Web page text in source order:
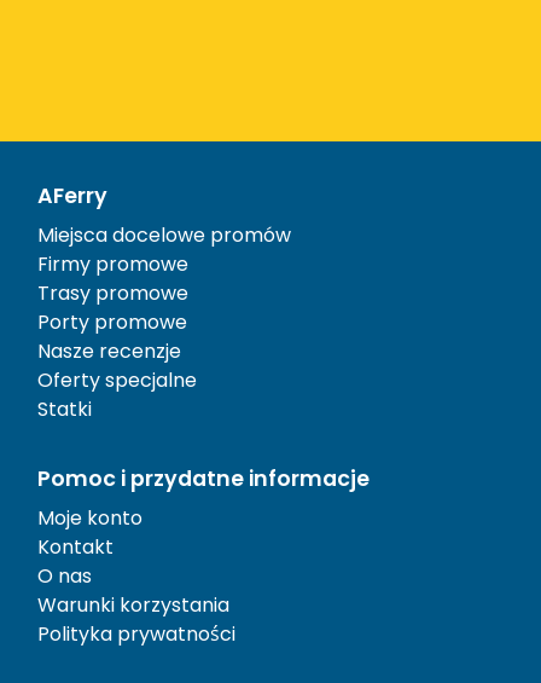
AFerry
Miejsca docelowe promów
Firmy promowe
Trasy promowe
Porty promowe
Nasze recenzje
Oferty specjalne
Statki
Pomoc i przydatne informacje
Moje konto
Kontakt
O nas
Warunki korzystania
Polityka prywatności